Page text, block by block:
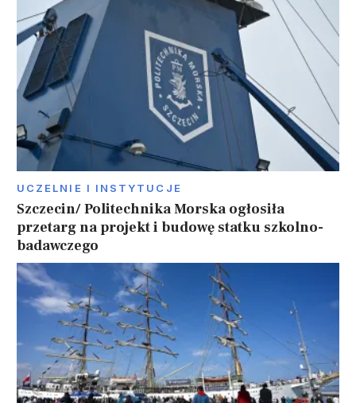
UCZELNIE I INSTYTUCJE
Szczecin/ Politechnika Morska ogłosiła
przetarg na projekt i budowę statku szkolno-
badawczego